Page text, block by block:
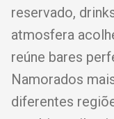
reservado,
atmosfera
reúne bares
Namorados
diferentes